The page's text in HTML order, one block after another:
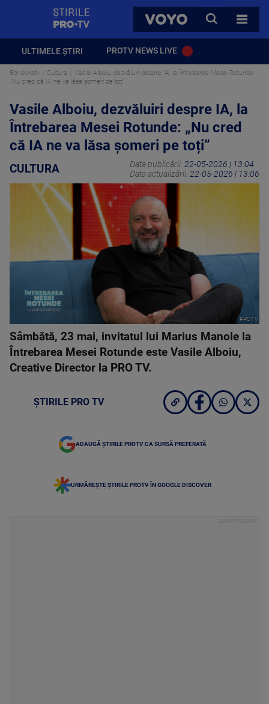
VOYO
CAUTA
TOATE
ULTIMELE ȘTIRI PROTV NEWS LIVE
Stirileprotv Cultura
Vasile Alboiu, dezvăluiri despre IA, la Întrebarea Mesei Rotunde:
„Nu cred că IA ne va lăsa șomeri pe toți”
Vasile Alboiu, dezvăluiri despre IA, la
Întrebarea Mesei Rotunde: „Nu cred
că IA ne va lăsa șomeri pe toți”
CULTURA Data publicării: 22-05-2026 | 13:04
Data actualizării: 22-05-2026 | 13:06
PROTV
Sâmbătă, 23 mai, invitatul lui Marius Manole la
Întrebarea Mesei Rotunde este Vasile Alboiu,
Creative Director la PRO TV.
ȘTIRILE PRO TV
ADAUGĂ ȘTIRILE PROTV CA SURSĂ PREFERATĂ
URMĂREȘTE ȘTIRILE PROTV ÎN GOOGLE DISCOVER